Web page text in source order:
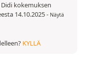
kokemuksen
14.10.2025- Näytä
KYLLÄ